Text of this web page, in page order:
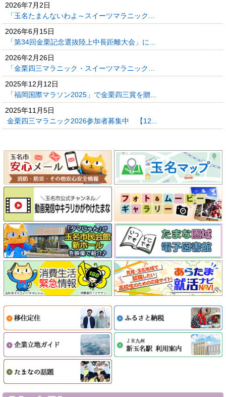
2026年7月2日
「玉名たまんないわよ～スイーツマラニック...
2026年6月15日
「第34回金栗記念選抜陸上中長距離大会」に...
2026年2月26日
「金栗四三マラニック・スイーツマラニック...
2025年12月12日
「福岡国際マラソン2025」で金栗四三賞を贈...
2025年11月5日
金栗四三マラニック2026参加者募集中 【12...